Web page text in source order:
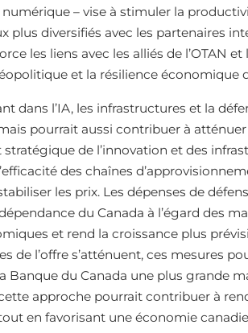
– vise à stimuler la
plus diversifiés avec les partenaires
les liens avec les alliés de l’OTAN
et la résilience économique
dans l’IA, les infrastructures et la
pourrait aussi contribuer à
de l’innovation et des
des chaînes
les prix. Les dépenses de
du Canada à l’égard des
et rend la croissance plus
de l’offre s’atténuent, ces mesures
Banque du Canada une plus grande
approche pourrait contribuer à
en favorisant une économie